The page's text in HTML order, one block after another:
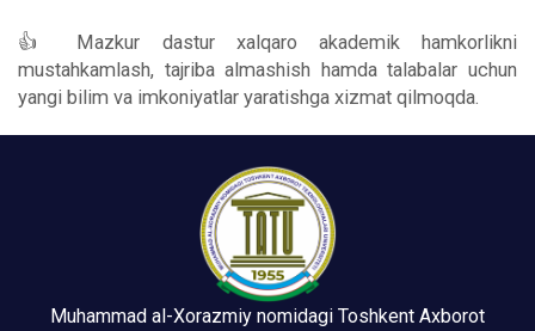
👍 Mazkur dastur xalqaro akademik hamkorlikni
mustahkamlash, tajriba almashish hamda talabalar uchun
yangi bilim va imkoniyatlar yaratishga xizmat qilmoqda.
Muhammad al-Xorazmiy nomidagi Toshkent Axborot